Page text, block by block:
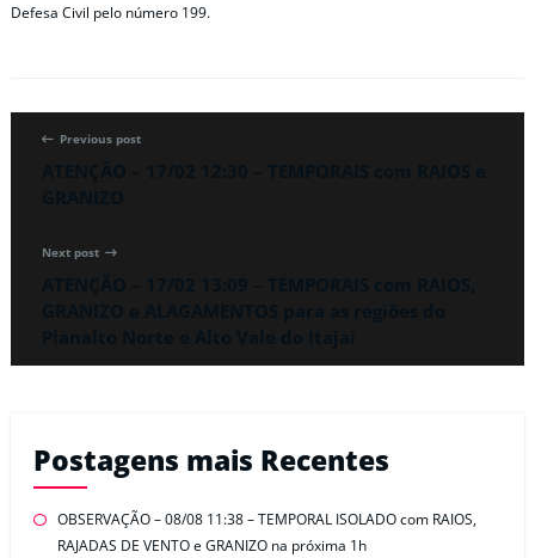
Defesa Civil pelo número 199.
Previous post
Next post
Postagens mais Recentes
OBSERVAÇÃO – 08/08 11:38 – TEMPORAL ISOLADO com RAIOS,
RAJADAS DE VENTO e GRANIZO na próxima 1h